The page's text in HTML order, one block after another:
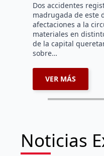
Dos accidentes
madrugada de este
afectaciones a la
materiales en
de la capital
sobre…
VER MÁS
Noticias